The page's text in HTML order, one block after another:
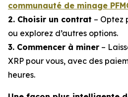
communauté de minage
2. Choisir un contrat – Optez
ou explorez d’autres options.
3. Commencer à miner –
XRP pour vous, avec des
heures.